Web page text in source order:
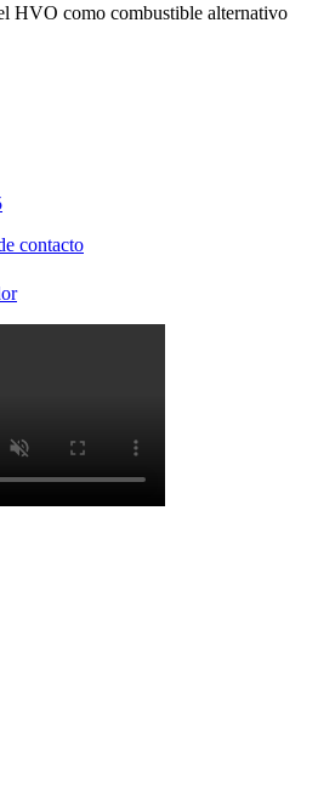
HVO como combustible alternativo
contacto